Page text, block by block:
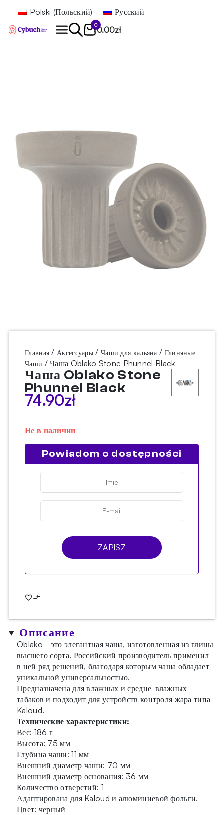
Polski (Польский) Русский
0
0.00zł
Главная /Аксессуары / Чаши для кальяна / Глиняные
Чаши / Чаша Oblako Stone Phunnel Black
Чаша Oblako Stone
Phunnel Black
74.90zł
Не в наличии
Powiadom o dostępności
ZAPISZ
Описание
Oblako - это элегантная чаша, изготовленная из глины
высшего сорта. Российский производитель применил
в ней ряд решений, благодаря которым чаша обладает
уникальной универсальностью.
Предназначена для влажных и средне-влажных
табаков и подходит для устройств контроля жара типа
Kaloud.
Технические характеристики:
Вес: 186 г
Высота: 75 мм
Глубина чаши: 11 мм
Внешний диаметр чаши: 70 мм
Внешний диаметр основания: 36 мм
Количество отверстий: 1
Адаптирована для Kaloud и алюминиевой фольги.
Цвет: черный